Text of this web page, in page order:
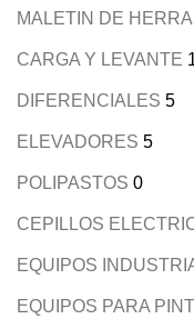
MALETIN DE
CARGA Y LEVANTE
DIFERENCIALES 5
ELEVADORES 5
POLIPASTOS 0
CEPILLOS
EQUIPOS
EQUIPOS PARA